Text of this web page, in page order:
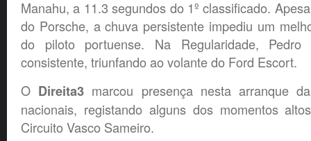
Manahu, a 11.3 segundos do 1º classificado.
do Porsche, a chuva persistente impediu um
do piloto portuense. Na Regularidade,
consistente, triunfando ao volante do Ford Escort.
O Direita3 marcou presença nesta arranque
nacionais, registando alguns dos momentos
Circuito Vasco Sameiro.